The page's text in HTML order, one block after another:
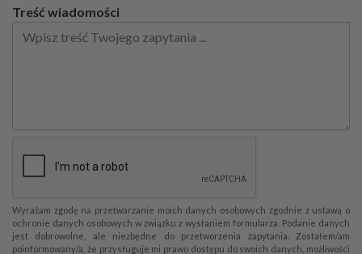
Treść wiadomości
Wyrażam zgodę na przetwarzanie moich danych osobowych zgodnie z ustawą o
ochronie danych osobowych w związku z wysłaniem formularza. Podanie danych
jest dobrowolne, ale niezbędne do przetworzenia zapytania. Zostałem/am
poinformowany/a, że przysługuje mi prawo dostępu do swoich danych, możliwości